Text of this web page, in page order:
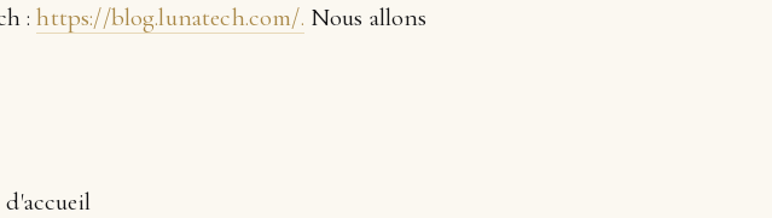
:https://blog.lunatech.com/. Nous allons